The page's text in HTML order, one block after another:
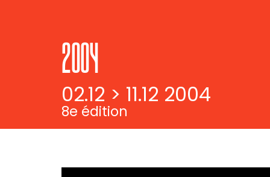
2004
02.12 > 11.12 2004
8e édition